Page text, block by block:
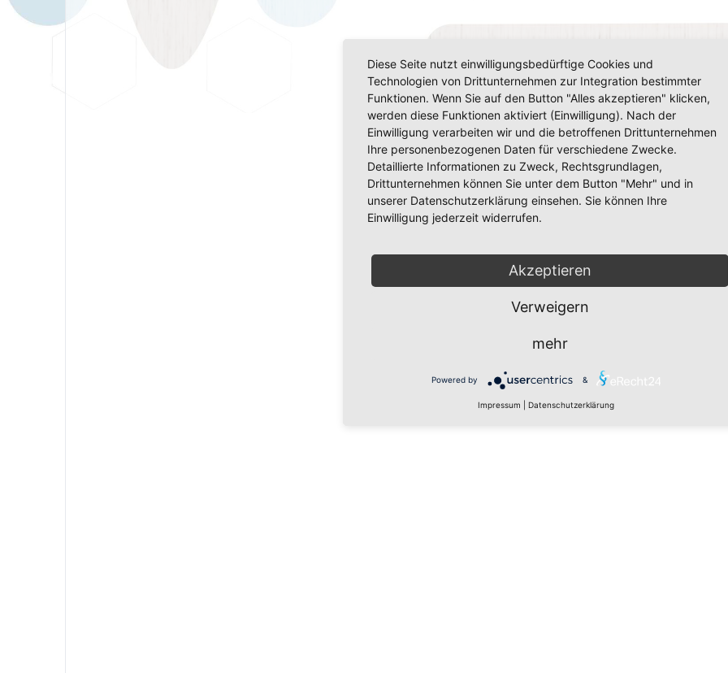
Diese Seite nutzt einwilligungsbedürftige Cookies und
Technologien von Drittunternehmen zur Integration bestimmter
Funktionen. Wenn Sie auf den Button "Alles akzeptieren" klicken,
werden diese Funktionen aktiviert (Einwilligung). Nach der
Einwilligung verarbeiten wir und die betroffenen Drittunternehmen
Ihre personenbezogenen Daten für verschiedene Zwecke.
Detaillierte Informationen zu Zweck, Rechtsgrundlagen,
Drittunternehmen können Sie unter dem Button "Mehr" und in
unserer Datenschutzerklärung einsehen. Sie können Ihre
Einwilligung jederzeit widerrufen.
Akzeptieren
Verweigern
mehr
Powered by &
Impressum Datenschutzerklärung